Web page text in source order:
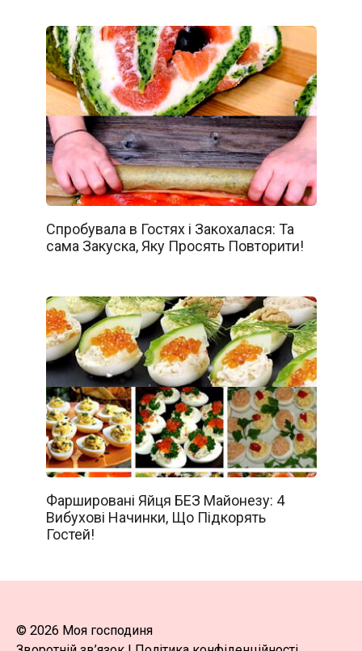
Спробувала в Гостях і Закохалася: Та
сама Закуска, Яку Просять Повторити!
Фаршировані Яйця БЕЗ Майонезу: 4
Вибухові Начинки, Що Підкорять
Гостей!
© 2026 Моя господиня